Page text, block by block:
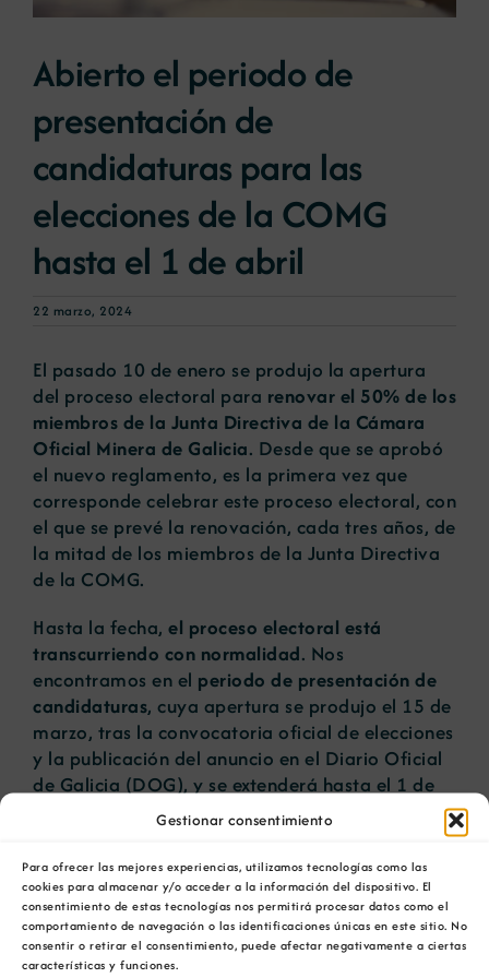
Gestionar consentimiento
Para ofrecer las mejores experiencias, utilizamos tecnologías como las
cookies para almacenar y/o acceder a la información del dispositivo. El
consentimiento de estas tecnologías nos permitirá procesar datos como el
comportamiento de navegación o las identificaciones únicas en este sitio. No
consentir o retirar el consentimiento, puede afectar negativamente a ciertas
características y funciones.
Noticias
Portal de empleo
Contacto
Abierto el periodo de
presentación de
candidaturas para las
elecciones de la COMG
hasta el 1 de abril
22 marzo, 2024
El pasado 10 de enero se produjo la apertura
del proceso electoral para renovar el 50% de los
miembros de la Junta Directiva de la Cámara
Oficial Minera de Galicia. Desde que se aprobó
el nuevo reglamento, es la primera vez que
corresponde celebrar este proceso electoral, con
el que se prevé la renovación, cada tres años, de
la mitad de los miembros de la Junta Directiva
de la COMG.
Hasta la fecha, el proceso electoral está
transcurriendo con normalidad. Nos
encontramos en el periodo de presentación de
candidaturas, cuya apertura se produjo el 15 de
marzo, tras la convocatoria oficial de elecciones
y la publicación del anuncio en el Diario Oficial
de Galicia (DOG), y se extenderá hasta el 1 de
Posteriormente, la Xunta Electoral, tras
comprobar el cumplimiento de todos los
requisitos necesarios, proclamará a los
candidatos a las elecciones en un plazo de 5
días hábiles. Si el número de candidaturas es el